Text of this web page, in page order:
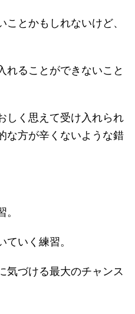
とかもしれないけど、
れることができないこと
しく思えて受け入れられ
な方が辛くないような錯
いく練習。
気づける最大のチャンス